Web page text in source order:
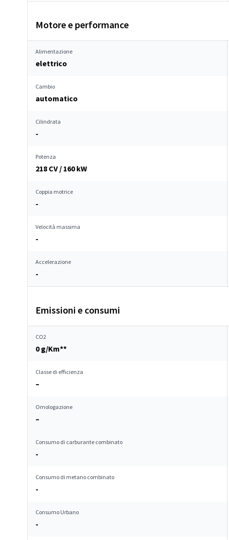
Motore e performance
Alimentazione
elettrico
Cambio
automatico
Cilindrata
-
Potenza
218 CV / 160 kW
Coppia motrice
-
Velocità massima
-
Accelerazione
-
Emissioni e consumi
CO2
0 g/Km**
Classe di efficienza
–
Omologazione
–
Consumo di carburante combinato
-
Consumo di metano combinato
-
Consumo Urbano
-